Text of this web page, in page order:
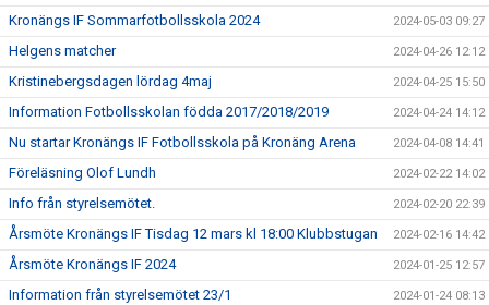
Kronängs IF Sommarfotbollsskola 2024 2024-05-03 09:27
Helgens matcher 2024-04-26 12:12
Kristinebergsdagen lördag 4maj 2024-04-25 15:50
Information Fotbollsskolan födda 2017/2018/2019 2024-04-24 14:12
Nu startar Kronängs IF Fotbollsskola på Kronäng Arena 2024-04-08 14:41
Föreläsning Olof Lundh 2024-02-22 14:02
Info från styrelsemötet. 2024-02-20 22:39
Årsmöte Kronängs IF Tisdag 12 mars kl 18:00 Klubbstugan 2024-02-16 14:42
Årsmöte Kronängs IF 2024 2024-01-25 12:57
Information från styrelsemötet 23/1 2024-01-24 08:13